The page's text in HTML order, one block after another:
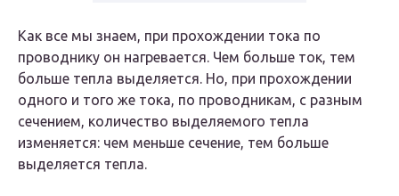
Как все мы знаем, при прохождении тока по
проводнику он нагревается. Чем больше ток, тем
больше тепла выделяется. Но, при прохождении
одного и того же тока, по проводникам, с разным
сечением, количество выделяемого тепла
изменяется: чем меньше сечение, тем больше
выделяется тепла.